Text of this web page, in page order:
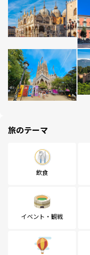
旅のテーマ
飲食
イベント・観戦